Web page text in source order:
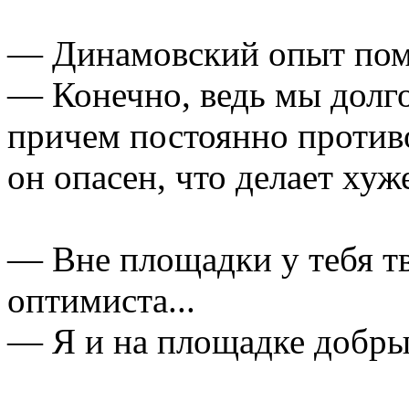
— Динамовский опыт
— Конечно, ведь мы
причем постоянно
он опасен, что делает
— Вне площадки у тебя
оптимиста...
— Я и на площадке